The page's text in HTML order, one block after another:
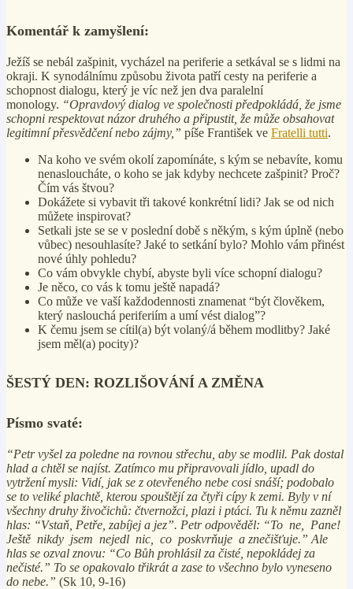
Komentář k zamyšlení:
Ježíš se nebál zašpinit, vycházel na periferie a setkával se s lidmi na
okraji. K synodálnímu způsobu života patří cesty na periferie a
schopnost dialogu, který je víc než jen dva paralelní
monology. “Opravdový dialog ve společnosti předpokládá, že jsme
schopni respektovat názor druhého a připustit, že může obsahovat
legitimní přesvědčení nebo zájmy,” píše František ve Fratelli tutti.
Na koho ve svém okolí zapomínáte, s kým se nebavíte, komu
nenasloucháte, o koho se jak kdyby nechcete zašpinit? Proč?
Čím vás štvou?
Dokážete si vybavit tři takové konkrétní lidi? Jak se od nich
můžete inspirovat?
Setkali jste se se v poslední době s někým, s kým úplně (nebo
vůbec) nesouhlasíte? Jaké to setkání bylo? Mohlo vám přinést
nové úhly pohledu?
Co vám obvykle chybí, abyste byli více schopní dialogu?
Je něco, co vás k tomu ještě napadá?
Co může ve vaší každodennosti znamenat “být člověkem,
který naslouchá periferiím a umí vést dialog”?
K čemu jsem se cítil(a) být volaný/á během modlitby? Jaké
jsem měl(a) pocity)?
ŠESTÝ DEN: ROZLIŠOVÁNÍ A ZMĚNA
Písmo svaté:
“Petr vyšel za poledne na rovnou střechu, aby se modlil. Pak dostal
hlad a chtěl se najíst. Zatímco mu připravovali jídlo, upadl do
vytržení mysli: Vidí, jak se z otevřeného nebe cosi snáší; podobalo
se to veliké plachtě, kterou spouštějí za čtyři cípy k zemi. Byly v ní
všechny druhy živočichů: čtvernožci, plazi i ptáci. Tu k němu zazněl
hlas: “Vstaň, Petře, zabíjej a jez”. Petr odpověděl: “To ne, Pane!
Ještě nikdy jsem nejedl nic, co poskvrňuje a znečišťuje.” Ale
hlas se ozval znovu: “Co Bůh prohlásil za čisté, nepokládej za
nečisté.” To se opakovalo třikrát a zase to všechno bylo vyneseno
do nebe.” (Sk 10, 9-16)